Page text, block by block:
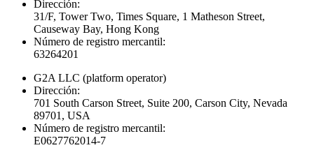
Dirección:
31/F, Tower Two, Times Square, 1 Matheson Street,
Causeway Bay, Hong Kong
Número de registro mercantil:
63264201
G2A LLC (platform operator)
Dirección:
701 South Carson Street, Suite 200, Carson City, Nevada
89701, USA
Número de registro mercantil:
E0627762014-7